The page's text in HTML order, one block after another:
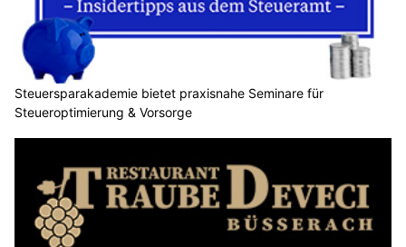
Steuersparakademie bietet praxisnahe Seminare für
Steueroptimierung & Vorsorge